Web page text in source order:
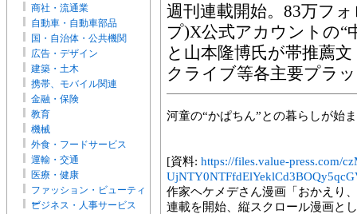
商社・流通業
自動車・自動車部品
国・自治体・公共機関
広告・デザイン
建築・土木
携帯、モバイル関連
金融・保険
教育
機械
外食・フードサービス
運輸・交通
医療・健康
ファッション・ビューティ
ー
ビジネス・人事サービス
週刊連載開始。83万フ
プ)X公式アカウントの“
と山本隆博氏が帯推薦
クライブ等各主要プラ
河童の“かぱちん”との暮らしが始
[資料: https://files.value-press.com/
作家ヘケメデさん漫画「おかえり
連載を開始、縦スクロール漫画と